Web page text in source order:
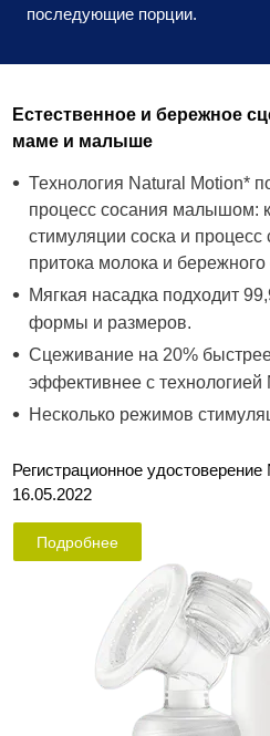
последующие порции.
Естественное и бережное
маме и малыше
Технология Natural Motion*
процесс сосания малышом:
стимуляции соска и
притока молока и
Мягкая насадка подходит
формы и размеров​.
Сцеживание на 20%
эффективнее с технологией
Несколько режимов
Регистрационное
16.05.2022​
Подробнее